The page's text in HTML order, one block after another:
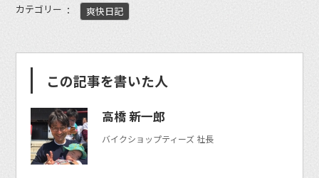
カテゴリー 爽快日記
この記事を書いた人
高橋 新一郎
バイクショップティーズ 社長